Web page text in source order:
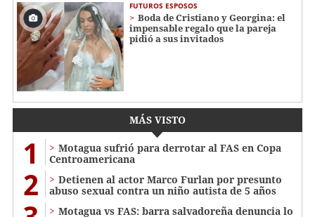
FUTUROS ESPOSOS
Boda de Cristiano y Georgina: el
impensable regalo que la pareja
pidió a sus invitados
MÁS VISTO
1
Motagua sufrió para derrotar al FAS en Copa
Centroamericana
2
Detienen al actor Marco Furlan por presunto
abuso sexual contra un niño autista de 5 años
Motagua vs FAS: barra salvadoreña denuncia lo